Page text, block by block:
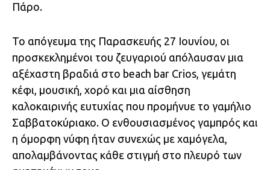
Πάρο.
Το απόγευμα της Παρασκευής 27 Ιουνίου, οι
προσκεκλημένοι του ζευγαριού απόλαυσαν μια
αξέχαστη βραδιά στο beach bar Crios, γεμάτη
κέφι, μουσική, χορό και μια αίσθηση
καλοκαιρινής ευτυχίας που προμήνυε το γαμήλιο
Σαββατοκύριακο. Ο ενθουσιασμένος γαμπρός και
η όμορφη νύφη ήταν συνεχώς με χαμόγελα,
απολαμβάνοντας κάθε στιγμή στο πλευρό των